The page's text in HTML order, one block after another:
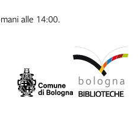
alle 14:00.